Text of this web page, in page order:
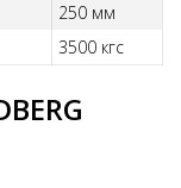
250 мм
3500 кгс